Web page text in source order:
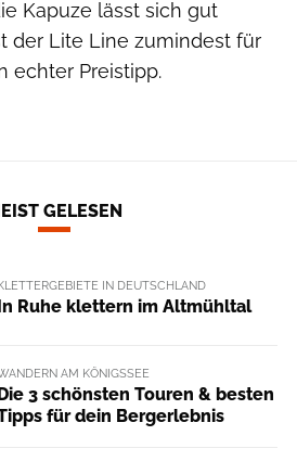
Kapuze lässt sich gut
der Lite Line zumindest für
echter Preistipp.
GELESEN
IN DEUTSCHLAND
In Ruhe klettern im Altmühltal
AM KÖNIGSSEE
3 schönsten Touren & besten
für dein Bergerlebnis